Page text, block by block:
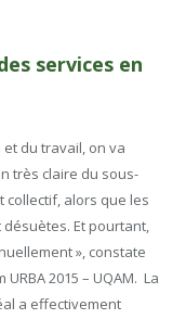
services en
et du travail, on va
très claire du sous-
alors que les
Et pourtant,
», constate
2015 – UQAM. La
a effectivement